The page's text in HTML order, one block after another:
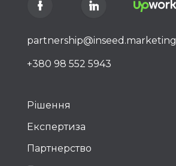
partnership@inseed.marketing
+380 98 552 5943
Рішення
Експертиза
Партнерство